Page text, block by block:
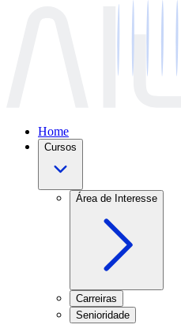
Home
Cursos
Área de Interesse
Carreiras
Senioridade